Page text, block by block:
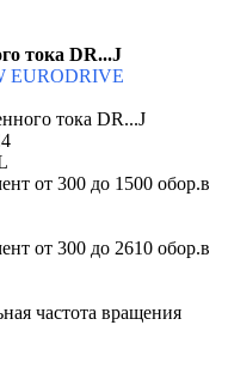
тока DR...J
тока DR...J
от 300 до 1500 обор.в
от 300 до 2610 обор.в
частота вращения